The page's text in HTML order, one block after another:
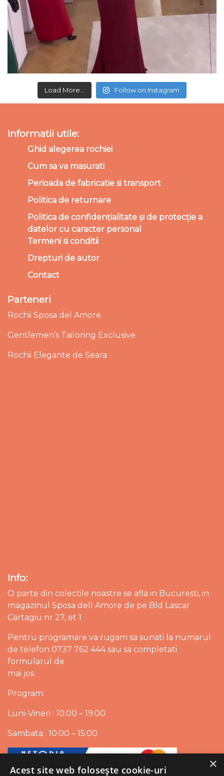
Load More... Follow on Instagram
Informatii utile:
Ghid alegerea rochiei
Cum sa va masurati
Perioada de fabricatie si transport
Politica de returnare
Politica de confidențialitate și de protecție a
datelor cu caracter personal
Termeni si conditii
Drepturi de autor
Contact
Parteneri
Rochii Sposa del Amore
Gentlemen’s Tailoring Exclusive
Rochii Elegante de Seara
Info:
O parte din colectile noastre se afla in Bucuresti, in
magazinul Sposa dell Amore de pe Bld Lascar
Cartagiu nr 27, et 1
Pentru programare va rugam sa sunati la numarul
de telefon 0737 762 444 sau sa completati
formularul de
mai jos.
Program:
Luni-Vineri : 10:00 – 19:00
Sambata : 10:00 – 15:00
×
Acest site web folosește cookie-uri